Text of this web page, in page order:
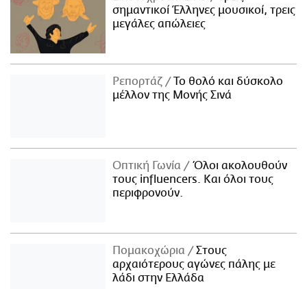
σημαντικοί Έλληνες μουσικοί, τρεις
μεγάλες απώλειες
Ρεπορτάζ
Το θολό και δύσκολο
μέλλον της Μονής Σινά
Οπτική Γωνία
Όλοι ακολουθούν
τους influencers. Και όλοι τους
περιφρονούν.
Πομακοχώρια
Στους
αρχαιότερους αγώνες πάλης με
λάδι στην Ελλάδα